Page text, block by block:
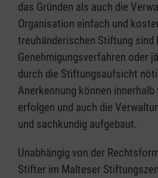
das Gründen als auch die
Organisation einfach und
treuhänderischen Stiftung sind
Genehmigungsverfahren oder
durch die Stiftungsaufsicht
Anerkennung können innerhalb
erfolgen und auch die
und sachkundig aufgebaut.
Unabhängig von der
Stifter im Malteser